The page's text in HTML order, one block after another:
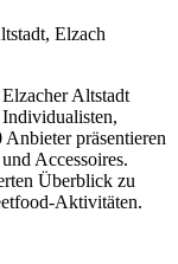
Elzach
Altstadt
präsentieren
Accessoires.
Überblick zu
Aktivitäten.